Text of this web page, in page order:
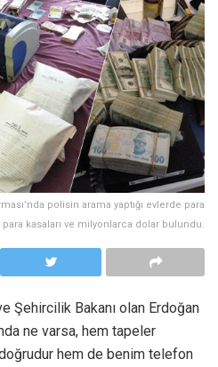
polisin arama yaptığı evlerde para
kasaları ve milyonlarca dolar bulundu.
Şehircilik Bakanı olan Erdoğan
ne varsa, hem tapeler
hem de benim telefon